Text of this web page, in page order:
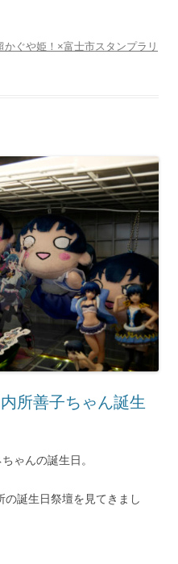
かぐや姫！×富士市スタンプラリ
所善子ちゃん誕生
ゃんの誕生日。
の誕生日祭壇を見てきまし